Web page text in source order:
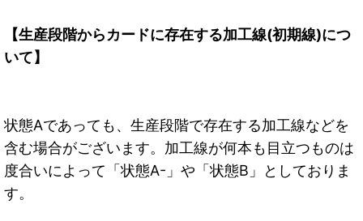
【生産段階からカードに存在する加工線(初期線)につ
いて】
状態Aであっても、生産段階で存在する加工線などを
含む場合がございます。加工線が何本も目立つものは
度合いによって「状態A-」や「状態B」としておりま
す。